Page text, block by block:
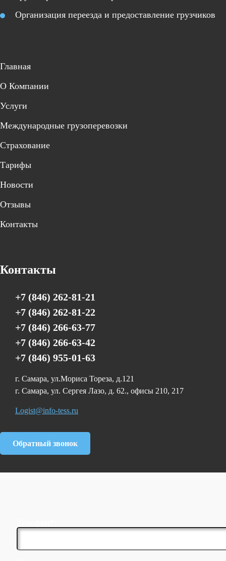
Организация переезда и предоставление грузчиков
Главная
О Компании
Услуги
Международные грузоперевозки
Страхование
Тарифы
Новости
Отзывы
Контакты
Контакты
+7 (846) 262-81-21
+7 (846) 262-81-22
+7 (846) 266-63-77
+7 (846) 266-63-42
+7 (846) 955-01-63
г. Самара, ул.Мориса Тореза, д.121
г. Самара, ул. Сергея Лазо, д. 62., офисы 210, 217
Logist@info-tess.ru
Обратный звонок